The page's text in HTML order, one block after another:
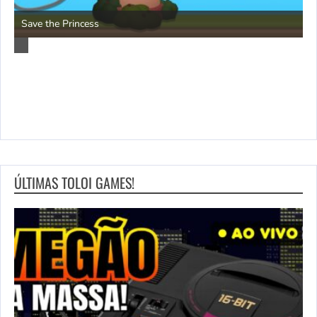
Save the Princess
ÚLTIMAS TOLOI GAMES!